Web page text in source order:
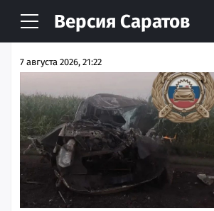
Версия Саратов
НОВОСТИ АРХИВ
7 августа 2026, 21:22